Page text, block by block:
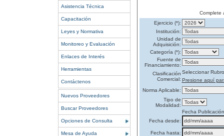
Asistencia Técnica
Capacitación
Leyes y Normativa
Monitoreo y Evaluación
Enlaces de Interés
Herramientas
Contáctenos
Nuevos Proveedores
Buscar Proveedores
Opciones de Consulta
Mesa de Ayuda
Complete
Ejercicio (*):
Institución:
Unidad de
Adquisición:
Categoría (*):
Fuente de
Financiamiento:
Clasificación
Comercial:
Seleccionar Rubro
Presione aquí
Norma Aplicable:
Tipo de
Modalidad:
Fecha Publicación
Fecha desde:
Fecha hasta: